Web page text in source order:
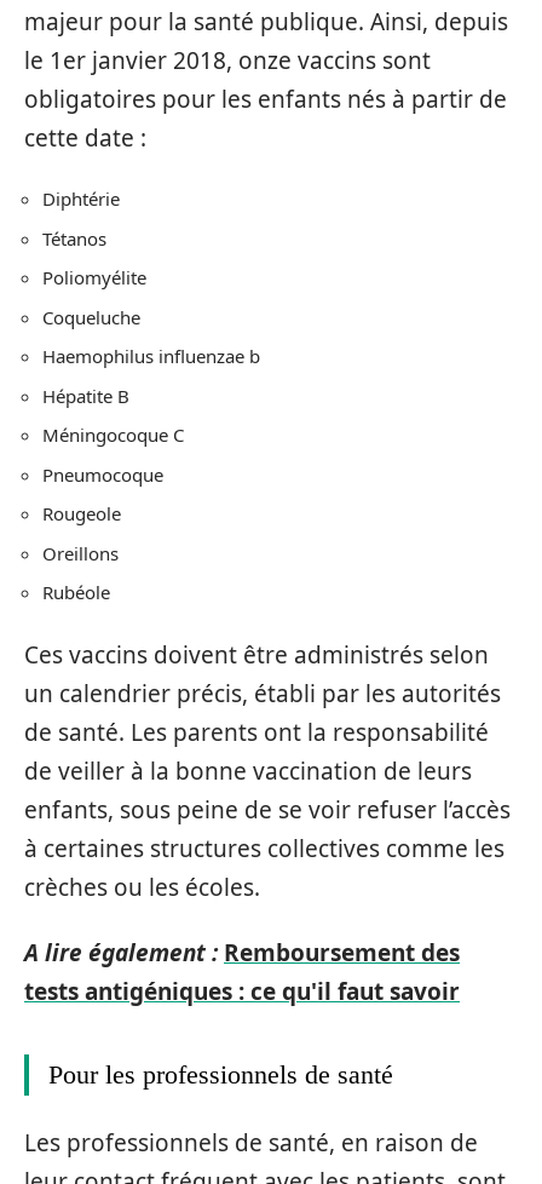
majeur pour la santé publique. Ainsi, depuis
le 1er janvier 2018, onze vaccins sont
obligatoires pour les enfants nés à partir de
cette date :
Diphtérie
Tétanos
Poliomyélite
Coqueluche
Haemophilus influenzae b
Hépatite B
Méningocoque C
Pneumocoque
Rougeole
Oreillons
Rubéole
Ces vaccins doivent être administrés selon
un calendrier précis, établi par les autorités
de santé. Les parents ont la responsabilité
de veiller à la bonne vaccination de leurs
enfants, sous peine de se voir refuser l’accès
à certaines structures collectives comme les
crèches ou les écoles.
A lire également : Remboursement des
tests antigéniques : ce qu'il faut savoir
Pour les professionnels de santé
Les professionnels de santé, en raison de